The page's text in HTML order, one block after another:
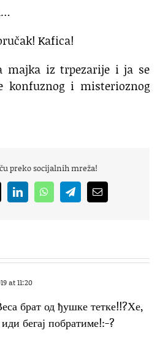
Kafica!
majka iz trpezarije i ja se
konfuznog i misterioznog
preko socijalnih mreža!
LinkedInWhatsAppTelegramEmail
at 11:20
брат од ђушке тетке!!?Хе,
бегај побратиме!:-?